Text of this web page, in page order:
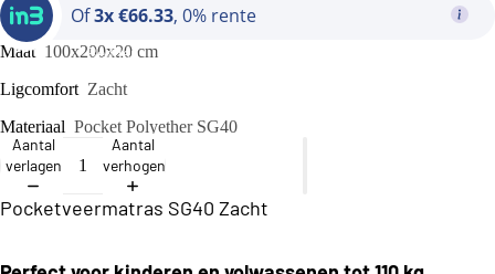
ll
a
o
ll
c
Bedden
Of3x €66.33, 0% rente
Maat 100x200x20 cm
Ligcomfort Zacht
Materiaal Pocket Polyether SG40
Aantal
verlagen
Aantal
verhogen
Pocketveermatras SG40 Zacht